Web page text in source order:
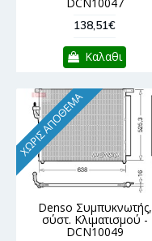
138,51€
Καλαθι
ΧΩΡΊΣ ΑΠΌΘΕΜΑ
Denso Συμπυκνωτής,
σύστ. Κλιματισμού -
DCN10049